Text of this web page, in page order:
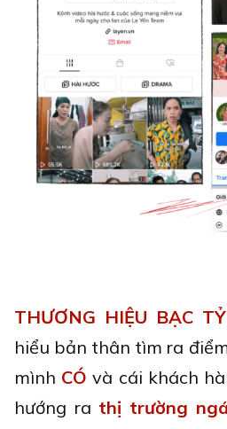
THƯƠNG HIỆU BẠC TỶ
hiểu bản thân tìm ra
mình CÓ và cái khách
hướng ra thị trường